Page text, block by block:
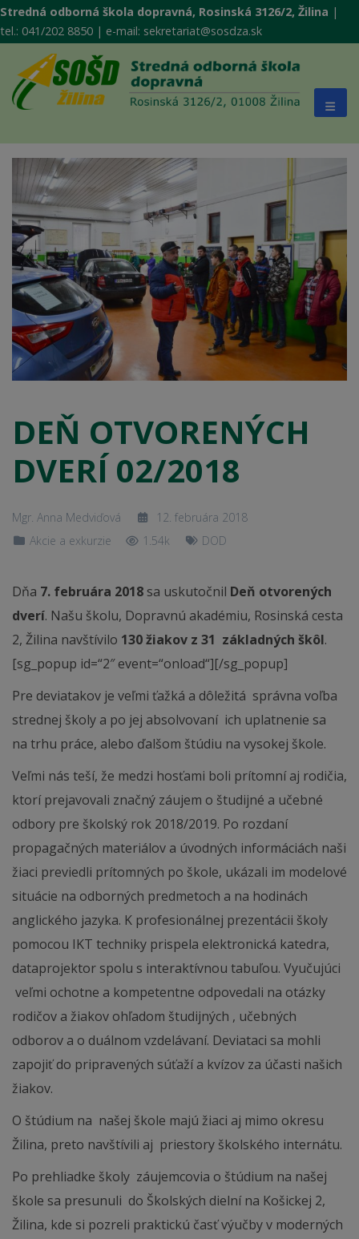
Stredná odborná škola dopravná, Rosinská 3126/2, Žilina |
tel.: 041/202 8850 | e-mail: sekretariat@sosdza.sk
DEŇ OTVORENÝCH
DVERÍ 02/2018
Mgr. Anna Medviďová
12. februára 2018
Akcie a exkurzie
1.54k DOD
Dňa 7. februára 2018 sa uskutočnil Deň otvorených
dverí. Našu školu, Dopravnú akadémiu, Rosinská cesta
2, Žilina navštívilo 130 žiakov z 31 základných škôl.
[sg_popup id=“2″ event=“onload“][/sg_popup]
Pre deviatakov je veľmi ťažká a dôležitá správna voľba
strednej školy a po jej absolvovaní ich uplatnenie sa
na trhu práce, alebo ďalšom štúdiu na vysokej škole.
Veľmi nás teší, že medzi hosťami boli prítomní aj rodičia,
ktorí prejavovali značný záujem o študijné a učebné
odbory pre školský rok 2018/2019. Po rozdaní
propagačných materiálov a úvodných informáciách naši
žiaci previedli prítomných po škole, ukázali im modelové
situácie na odborných predmetoch a na hodinách
anglického jazyka. K profesionálnej prezentácii školy
pomocou IKT techniky prispela elektronická katedra,
dataprojektor spolu s interaktívnou tabuľou. Vyučujúci
veľmi ochotne a kompetentne odpovedali na otázky
rodičov a žiakov ohľadom študijných , učebných
odborov a o duálnom vzdelávaní. Deviataci sa mohli
zapojiť do pripravených súťaží a kvízov za účasti našich
žiakov.
O štúdium na našej škole majú žiaci aj mimo okresu
Žilina, preto navštívili aj priestory školského internátu.
Po prehliadke školy záujemcovia o štúdium na našej
škole sa presunuli do Školských dielní na Košickej 2,
Žilina, kde si pozreli praktickú časť výučby v moderných